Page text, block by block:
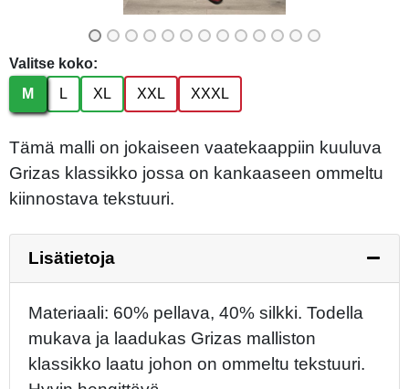
Valitse koko:
M
L XL XXL XXXL
Tämä malli on jokaiseen vaatekaappiin kuuluva
Grizas klassikko jossa on kankaaseen ommeltu
kiinnostava tekstuuri.
Lisätietoja
Materiaali: 60% pellava, 40% silkki. Todella
mukava ja laadukas Grizas malliston
klassikko laatu johon on ommeltu tekstuuri.